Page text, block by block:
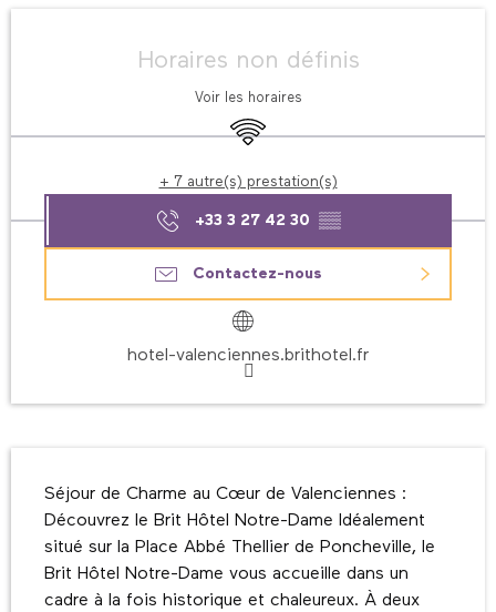
Horaires non définis
Voir les horaires
WiFi
+ 7 autre(s) prestation(s)
+33 3 27 42 30 ▒▒
Contactez-nous
hotel-valenciennes.brithotel.fr
Séjour de Charme au Cœur de Valenciennes :
Découvrez le Brit Hôtel Notre-Dame Idéalement
situé sur la Place Abbé Thellier de Poncheville, le
Brit Hôtel Notre-Dame vous accueille dans un
cadre à la fois historique et chaleureux. À deux